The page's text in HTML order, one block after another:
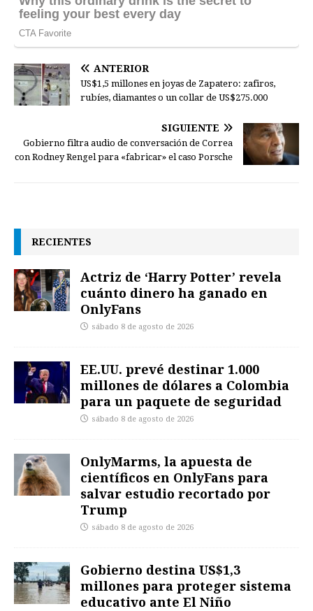
ANTERIOR
US$1,5 millones en joyas de Zapatero: zafiros,
rubíes, diamantes o un collar de US$275.000
SIGUIENTE
Gobierno filtra audio de conversación de Correa
con Rodney Rengel para «fabricar» el caso Porsche
RECIENTES
Actriz de ‘Harry Potter’ revela
cuánto dinero ha ganado en
OnlyFans
sábado 8 de agosto de 2026
EE.UU. prevé destinar 1.000
millones de dólares a Colombia
para un paquete de seguridad
sábado 8 de agosto de 2026
OnlyMarms, la apuesta de
científicos en OnlyFans para
salvar estudio recortado por
Trump
sábado 8 de agosto de 2026
Gobierno destina US$1,3
millones para proteger sistema
educativo ante El Niño